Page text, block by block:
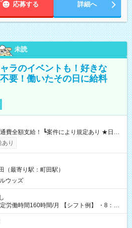
応募する 詳細へ
未読
ラのイベントも！好きな
要！働いたその日に給料
） ┗働いたその日に現金GET♪ お仕事後はコ
を引き落とせます！ 【試用期間】試
り
（最寄り駅：町田駅）
ウッズ
時間/月 【シフト例】 ・8：00